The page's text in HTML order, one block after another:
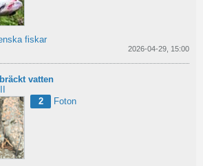
fiskar
2026-04-29, 15:00
vatten
2
Foton